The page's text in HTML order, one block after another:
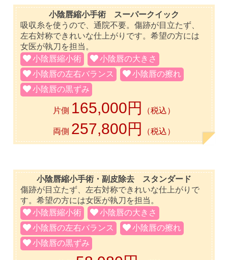
小陰唇縮小手術 スーパークイック
吸収糸を使うので、通院不要。傷跡が目立たず、
左右対称できれいな仕上がりです。希望の方には
女医が執刀を担当。
小陰唇縮小術
小陰唇の大きさ
小陰唇の左右バランス
小陰唇の擦れ
小陰唇の黒ずみ
片側 165,000円 （税込）
両側 257,800円 （税込）
小陰唇縮小手術・副皮除去 スタンダード
傷跡が目立たず、左右対称できれいな仕上がりで
す。希望の方には女医が執刀を担当。
小陰唇縮小術
小陰唇の大きさ
小陰唇の左右バランス
小陰唇の擦れ
小陰唇の黒ずみ